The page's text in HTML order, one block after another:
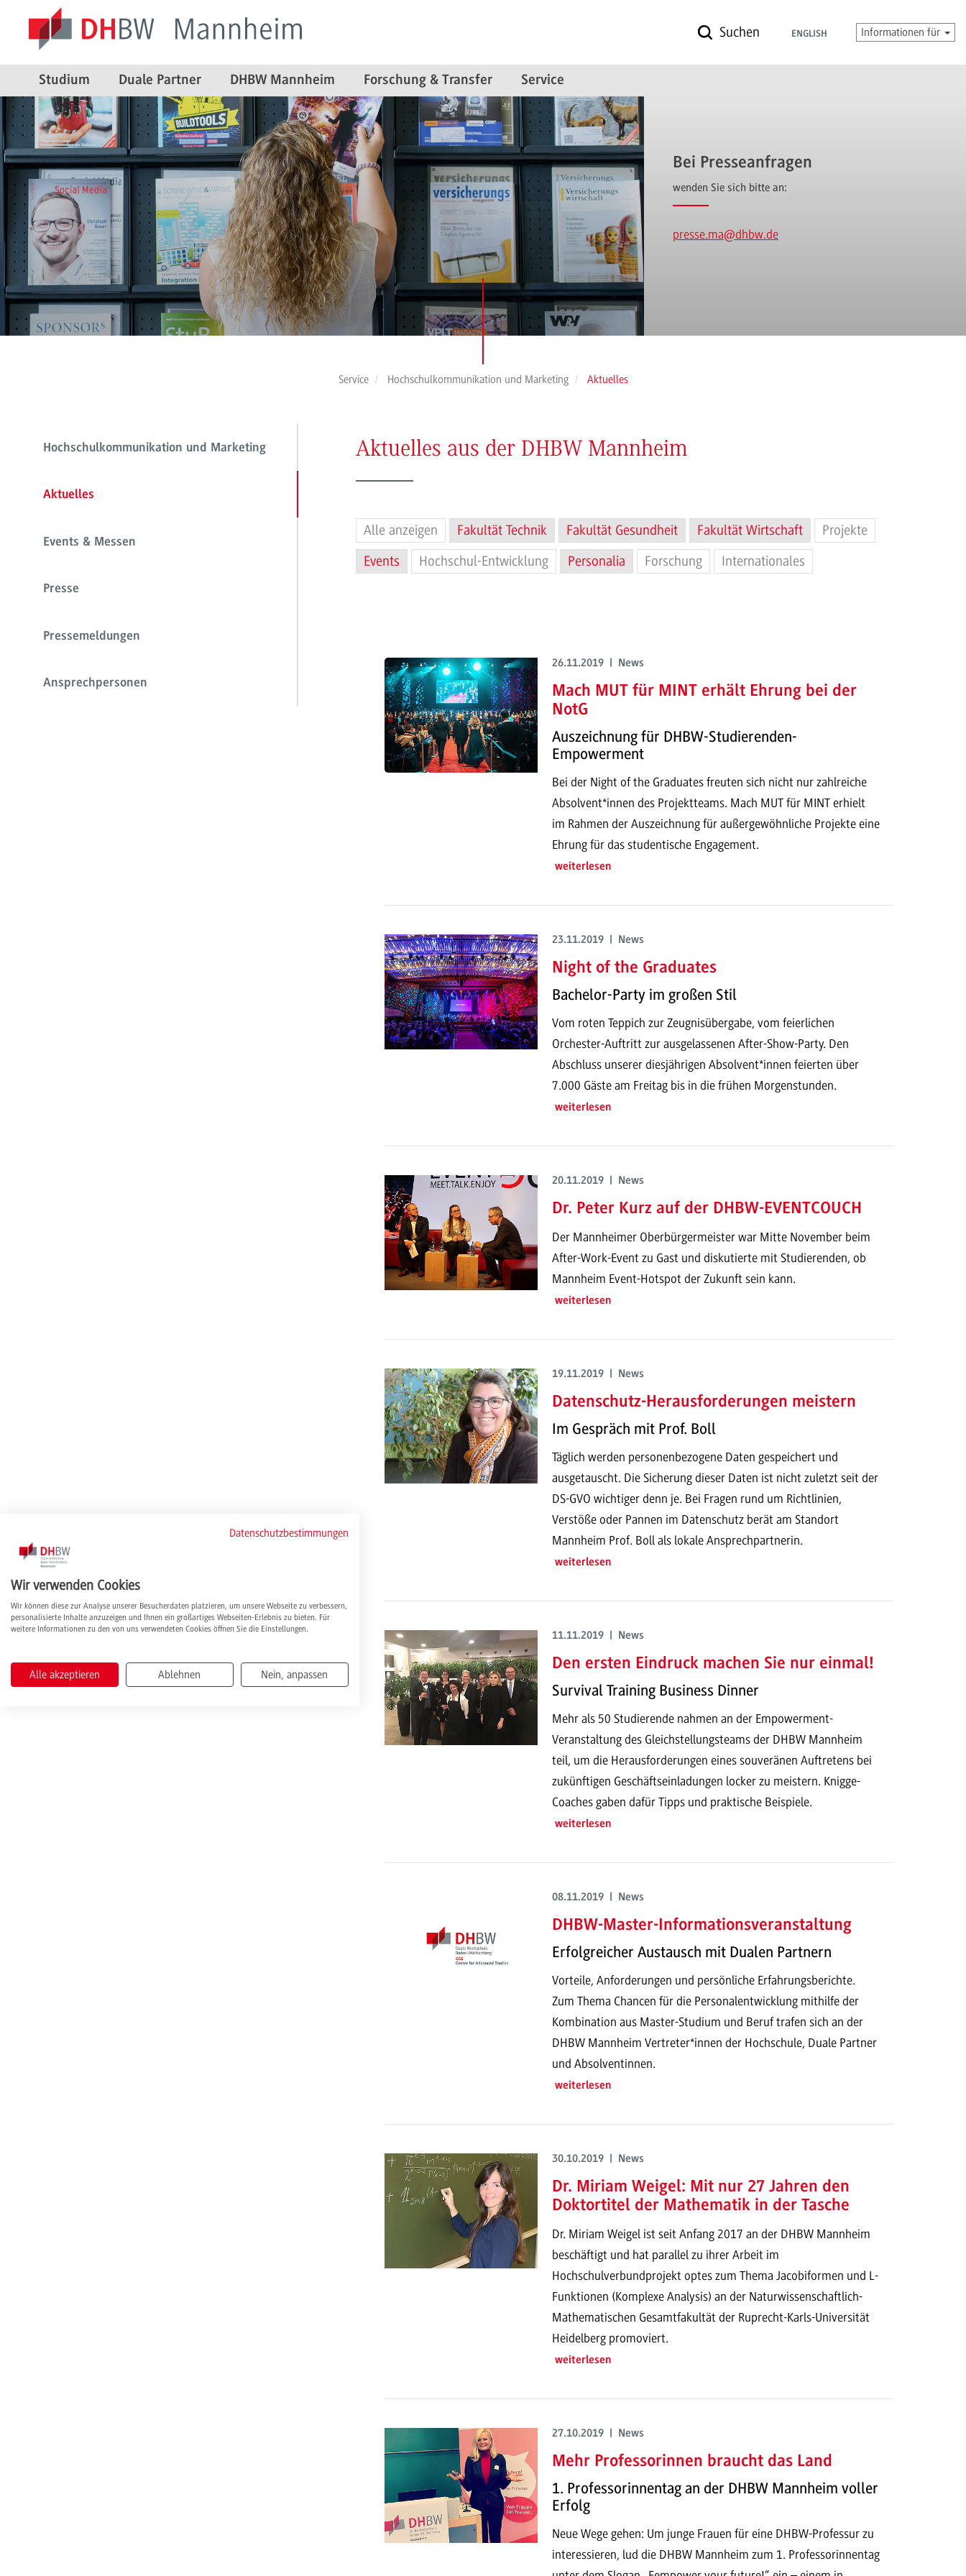
Suchen ENGLISH Informationen für
Studium Duale Partner DHBW Mannheim Forschung & Transfer Service
Bei Presseanfragen
wenden Sie sich bitte an:
presse.ma@dhbw.de
Service Hochschulkommunikation und Marketing Aktuelles
Hochschulkommunikation und Marketing
Aktuelles
Events & Messen
Presse
Pressemeldungen
Ansprechpersonen
Aktuelles aus der DHBW Mannheim
Alle anzeigen Fakultät Technik Fakultät Gesundheit Fakultät Wirtschaft
Projekte
Events
Hochschul-Entwicklung Personalia Forschung Internationales
26.11.2019 | News
Mach MUT für MINT erhält Ehrung bei der
NotG
Auszeichnung für DHBW-Studierenden-
Empowerment
Bei der Night of the Graduates freuten sich nicht nur zahlreiche
Absolvent*innen des Projektteams. Mach MUT für MINT erhielt
im Rahmen der Auszeichnung für außergewöhnliche Projekte eine
Ehrung für das studentische Engagement.
weiterlesen
23.11.2019 | News
Night of the Graduates
Bachelor-Party im großen Stil
Vom roten Teppich zur Zeugnisübergabe, vom feierlichen
Orchester-Auftritt zur ausgelassenen After-Show-Party. Den
Abschluss unserer diesjährigen Absolvent*innen feierten über
7.000 Gäste am Freitag bis in die frühen Morgenstunden.
weiterlesen
20.11.2019 | News
Dr. Peter Kurz auf der DHBW-EVENTCOUCH
Der Mannheimer Oberbürgermeister war Mitte November beim
After-Work-Event zu Gast und diskutierte mit Studierenden, ob
Mannheim Event-Hotspot der Zukunft sein kann.
weiterlesen
19.11.2019 | News
Datenschutz-Herausforderungen meistern
Im Gespräch mit Prof. Boll
Täglich werden personenbezogene Daten gespeichert und
ausgetauscht. Die Sicherung dieser Daten ist nicht zuletzt seit der
DS-GVO wichtiger denn je. Bei Fragen rund um Richtlinien,
Verstöße oder Pannen im Datenschutz berät am Standort
Mannheim Prof. Boll als lokale Ansprechpartnerin.
weiterlesen
11.11.2019 | News
Den ersten Eindruck machen Sie nur einmal!
Survival Training Business Dinner
Mehr als 50 Studierende nahmen an der Empowerment-
Veranstaltung des Gleichstellungsteams der DHBW Mannheim
teil, um die Herausforderungen eines souveränen Auftretens bei
zukünftigen Geschäftseinladungen locker zu meistern. Knigge-
Coaches gaben dafür Tipps und praktische Beispiele.
weiterlesen
08.11.2019 | News
DHBW-Master-Informationsveranstaltung
Erfolgreicher Austausch mit Dualen Partnern
Vorteile, Anforderungen und persönliche Erfahrungsberichte.
Zum Thema Chancen für die Personalentwicklung mithilfe der
Kombination aus Master-Studium und Beruf trafen sich an der
DHBW Mannheim Vertreter*innen der Hochschule, Duale Partner
und Absolventinnen.
weiterlesen
30.10.2019 | News
Dr. Miriam Weigel: Mit nur 27 Jahren den
Doktortitel der Mathematik in der Tasche
Dr. Miriam Weigel ist seit Anfang 2017 an der DHBW Mannheim
beschäftigt und hat parallel zu ihrer Arbeit im
Hochschulverbundprojekt optes zum Thema Jacobiformen und L-
Funktionen (Komplexe Analysis) an der Naturwissenschaftlich-
Mathematischen Gesamtfakultät der Ruprecht-Karls-Universität
Heidelberg promoviert.
weiterlesen
27.10.2019 | News
Mehr Professorinnen braucht das Land
1. Professorinnentag an der DHBW Mannheim voller
Erfolg
Neue Wege gehen: Um junge Frauen für eine DHBW-Professur zu
interessieren, lud die DHBW Mannheim zum 1. Professorinnentag
Datenschutzbestimmungen
Wir verwenden Cookies
Wir können diese zur Analyse unserer Besucherdaten platzieren, um unsere Webseite zu verbessern,
personalisierte Inhalte anzuzeigen und Ihnen ein großartiges Webseiten-Erlebnis zu bieten. Für
weitere Informationen zu den von uns verwendeten Cookies öffnen Sie die Einstellungen.
Alle akzeptieren Ablehnen Nein, anpassen